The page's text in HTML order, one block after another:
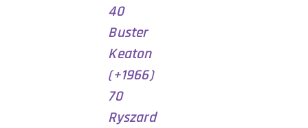
40
Buster
Keaton
(+1966)
70
Ryszard